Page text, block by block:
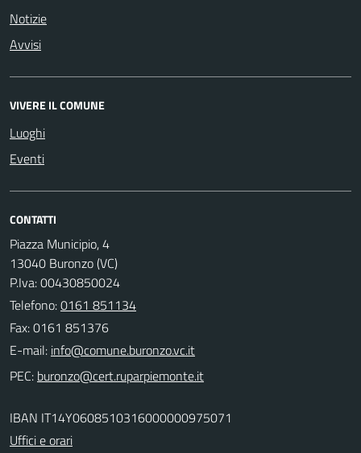
Notizie
Avvisi
VIVERE IL COMUNE
Luoghi
Eventi
CONTATTI
Piazza Municipio, 4
13040 Buronzo (VC)
P.Iva: 00430850024
Telefono:0161 851134
Fax: 0161 851376
E-mail:
PEC:
IBAN IT14Y0608510316000000975071
Uffici e orari